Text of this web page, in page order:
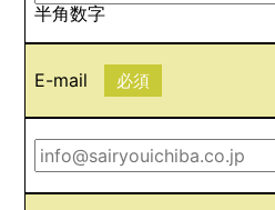
半角数字
E-mail 必須